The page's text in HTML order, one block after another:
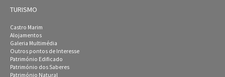
TURISMO
Castro Marim
Alojamentos
Galeria Multimédia
Outros pontos de Interesse
Património Edificado
Património dos Saberes
Património Natural